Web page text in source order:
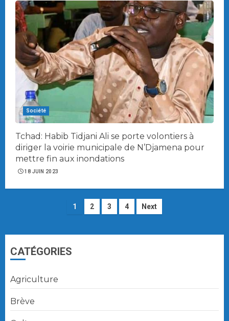
Société
Tchad: Habib Tidjani Ali se porte volontiers à
diriger la voirie municipale de N’Djamena pour
mettre fin aux inondations
18 JUIN 2023
Navigation
articles
1 2 3 4 Next
CATÉGORIES
Agriculture
Brève